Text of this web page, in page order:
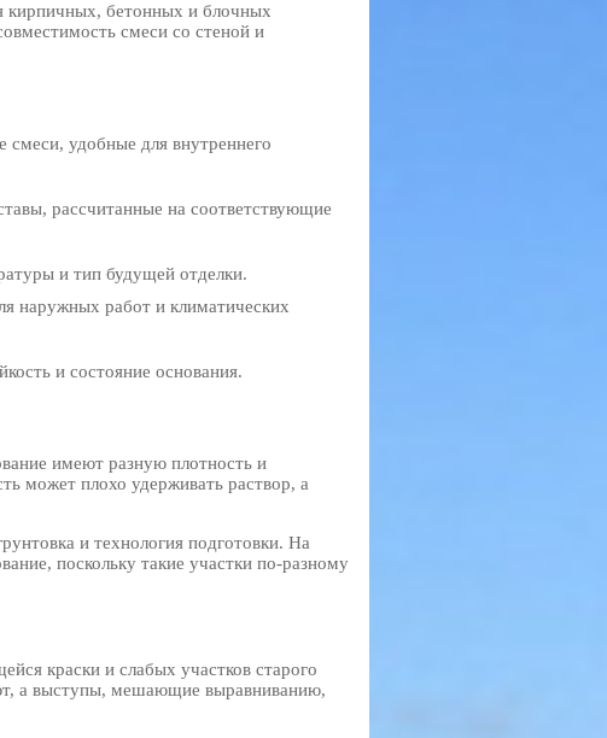
кирпичных, бетонных и блочных
смеси со стеной и
смеси, удобные для внутреннего
рассчитанные на соответствующие
и тип будущей отделки.
наружных работ и климатических
и состояние основания.
имеют разную плотность и
может плохо удерживать раствор, а
и технология подготовки. На
поскольку такие участки по-разному
краски и слабых участков старого
а выступы, мешающие выравниванию,